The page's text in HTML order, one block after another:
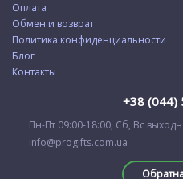
Оплата
Обмен и возврат
Политика конфиденциальности
Блог
Контакты
+38 (044)
Пн-Пт 09:00-18:00, Сб, Вс
info@progifts.com.ua